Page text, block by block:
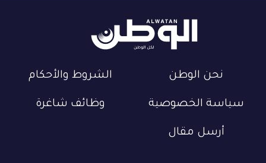
نحن الوطن الشروط والأحكام
سياسة الخصوصية وظائف شاغرة
أرسل مقال